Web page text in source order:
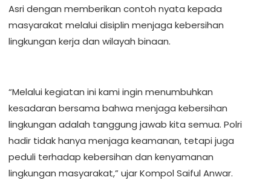
Asri dengan memberikan contoh nyata kepada
masyarakat melalui disiplin menjaga kebersihan
lingkungan kerja dan wilayah binaan.
“Melalui kegiatan ini kami ingin menumbuhkan
kesadaran bersama bahwa menjaga kebersihan
lingkungan adalah tanggung jawab kita semua. Polri
hadir tidak hanya menjaga keamanan, tetapi juga
peduli terhadap kebersihan dan kenyamanan
lingkungan masyarakat,” ujar Kompol Saiful Anwar.